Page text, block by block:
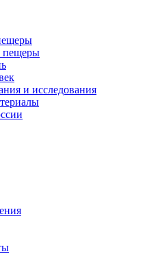
пещеры
и исследования